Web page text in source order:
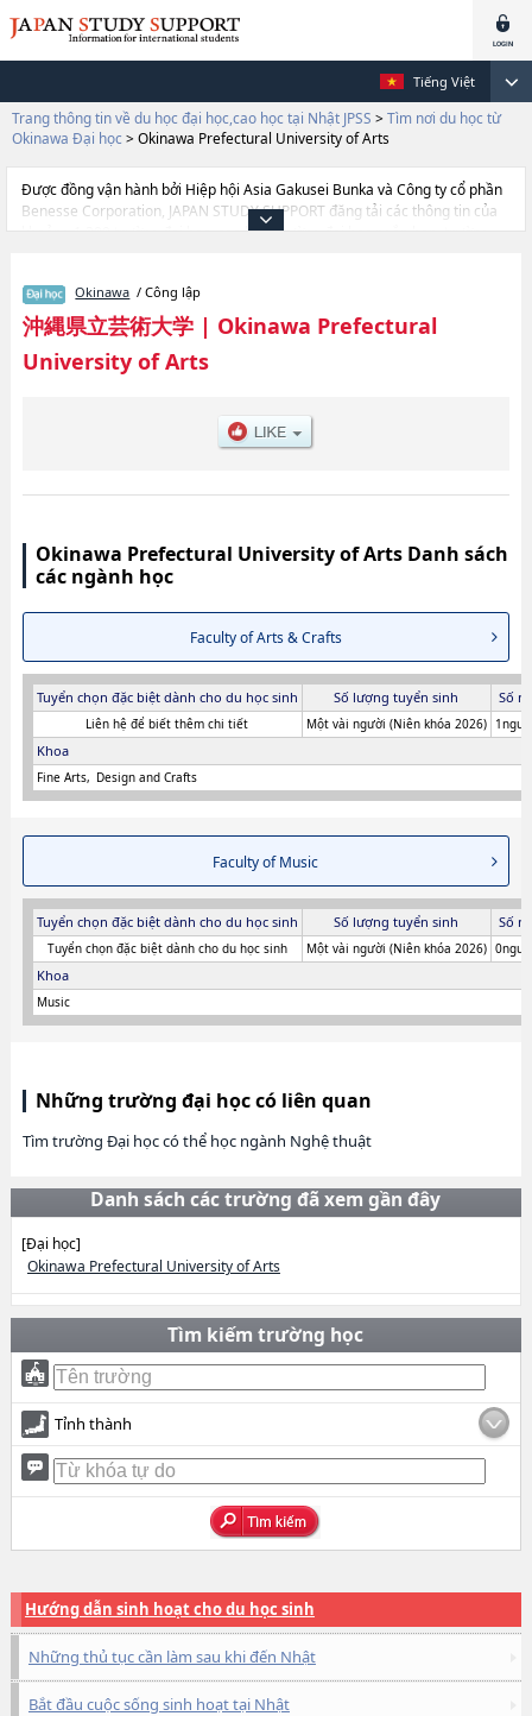
Tiếng Việt
Trang thông tin về du học đại học,cao học tại Nhật JPSS > Tìm nơi du học từ
Okinawa Đại học > Okinawa Prefectural University of Arts
Được đồng vận hành bởi Hiệp hội Asia Gakusei Bunka và Công ty cổ phần
Benesse Corporation, JAPAN STUDY SUPPORT đăng tải các thông tin của
khoảng 1.300 trường đại học, cao học, trường đại học ngắn hạn, trường
Arts, và thông tin cần thiết dành cho du học sinh, như là về các Ngành
Faculty of Arts & CraftshoặcNgành Faculty of Music, thông tin về từng
ngành học, thông tin liên quan đến thi tuyển như số lượng tuyển sinh, số
lượng trúng tuyển, cở sở trang thiết bị, hướng dẫn địa điểm v.v...
Okinawa / Công lập
沖縄県立芸術大学| Okinawa Prefectural
University of Arts
Okinawa Prefectural University of Arts Danh sách
các ngành học
Faculty of Arts & Crafts
Tuyển chọn đặc biệt dành cho du học sinh Số lượng tuyển sinh Số
Liên hệ để biết thêm chi tiết Một vài người (Niên khóa 2026)
Khoa
Fine Arts Design and Crafts
Faculty of Music
Tuyển chọn đặc biệt dành cho du học sinh Số lượng tuyển sinh Số
Tuyển chọn đặc biệt dành cho du học sinh Một vài người (Niên khóa 2026)
Khoa
Music
Những trường đại học có liên quan
Tìm trường Đại học có thể học ngành Nghệ thuật
Danh sách các trường đã xem gần đây
[Đại học]
Okinawa Prefectural University of Arts
Tìm kiếm trường học
Tỉnh thành
Hướng dẫn sinh hoạt cho du học sinh
Những thủ tục cần làm sau khi đến Nhật
Bắt đầu cuộc sống sinh hoạt tại Nhật